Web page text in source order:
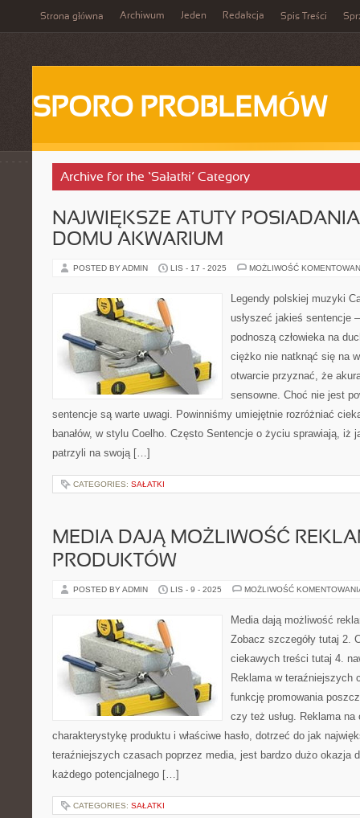
Strona główna Archiwum Jeden Redakcja Spis Treści
SPORO PROBLEMÓW
Archive for the ‘Sałatki’ Category
NAJWIĘKSZE ATUTY
DOMU AKWARIUM
POSTED BY ADMIN LIS - 17 - 2025 MOŻLIWOŚĆ
Legendy polskiej muzyki
usłyszeć jakieś sentencje
podnoszą człowieka na
ciężko nie natknąć się na
otwarcie przyznać, że
sensowne. Choć nie jest
sentencje są warte uwagi. Powinniśmy umiejętnie rozróżniać
banałów, w stylu Coelho. Często Sentencje o życiu sprawiają, iż
patrzyli na swoją […]
CATEGORIES: SAŁATKI
MEDIA DAJĄ MOŻLIWOŚĆ
PRODUKTÓW
POSTED BY ADMIN LIS - 9 - 2025 MOŻLIWOŚĆ
Media dają możliwość
Zobacz szczegóły tutaj 2.
ciekawych treści tutaj 4.
Reklama w teraźniejszych
funkcję promowania
czy też usług. Reklama na
charakterystykę produktu i właściwe hasło, dotrzeć do jak
teraźniejszych czasach poprzez media, jest bardzo dużo okazja
każdego potencjalnego […]
CATEGORIES: SAŁATKI